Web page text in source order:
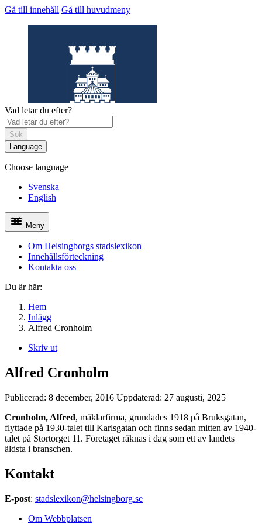
Gå till innehåll Gå till huvudmeny
Helsingborgs stadslexikon
Vad letar du efter?
Sök
Language
Choose language
Svenska
English
Meny
Om Helsingborgs stadslexikon
Innehållsförteckning
Kontakta oss
Du är här:
Hem
Inlägg
Alfred Cronholm
Skriv ut
Alfred Cronholm
Publicerad: 8 december, 2016 Uppdaterad: 27 augusti, 2025
Cronholm, Alfred, mäklarfirma, grundades 1918 på Bruksgatan,
flyttade på 1930-talet till Karlsgatan och finns sedan mitten av 1940-
talet på Stortorget 11. Företaget räknas i dag som ett av landets
äldsta i branschen.
Kontakt
E-post: stadslexikon@helsingborg.se
Om Webbplatsen